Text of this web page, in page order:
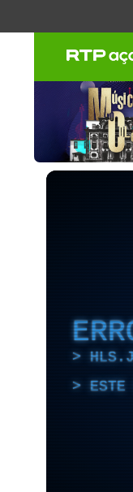
ESTE